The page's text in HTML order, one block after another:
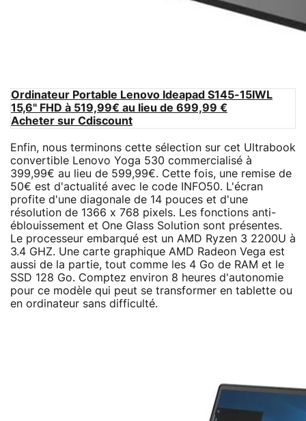
Ordinateur Portable Lenovo Ideapad S145-15IWL
15,6" FHD à 519,99€ au lieu de 699,99 €
Acheter sur Cdiscount
Enfin, nous terminons cette sélection sur cet Ultrabook
convertible Lenovo Yoga 530 commercialisé à
399,99€ au lieu de 599,99€. Cette fois, une remise de
50€ est d'actualité avec le code INFO50. L'écran
profite d'une diagonale de 14 pouces et d'une
résolution de 1366 x 768 pixels. Les fonctions anti-
éblouissement et One Glass Solution sont présentes.
Le processeur embarqué est un AMD Ryzen 3 2200U à
3.4 GHZ. Une carte graphique AMD Radeon Vega est
aussi de la partie, tout comme les 4 Go de RAM et le
SSD 128 Go. Comptez environ 8 heures d'autonomie
pour ce modèle qui peut se transformer en tablette ou
en ordinateur sans difficulté.